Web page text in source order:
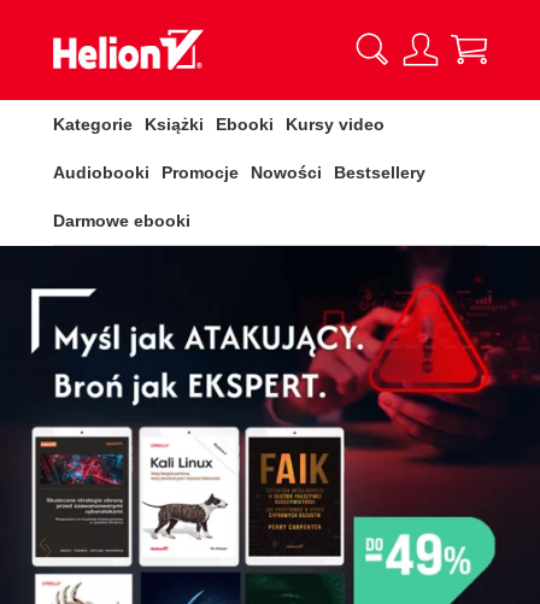
Kategorie Książki Ebooki Kursy video
Audiobooki Promocje Nowości Bestsellery
Darmowe ebooki